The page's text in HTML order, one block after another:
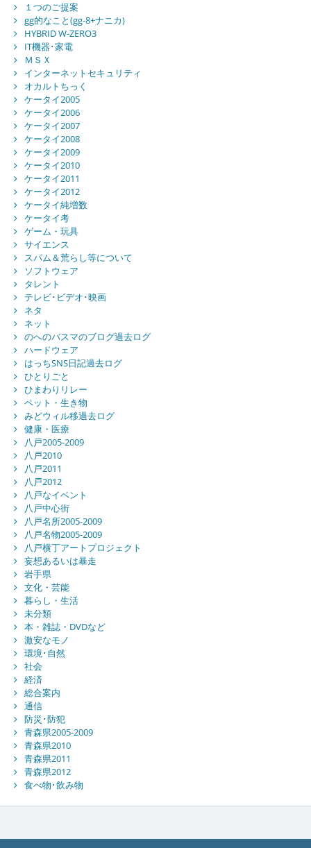
１つのご提案
gg的なこと(gg-8+ナニカ)
HYBRID W-ZERO3
IT機器･家電
ＭＳＸ
インターネットセキュリティ
オカルトちっく
ケータイ2005
ケータイ2006
ケータイ2007
ケータイ2008
ケータイ2009
ケータイ2010
ケータイ2011
ケータイ2012
ケータイ純増数
ケータイ考
ゲーム・玩具
サイエンス
スパム＆荒らし等について
ソフトウェア
タレント
テレビ･ビデオ･映画
ネタ
ネット
のへのバスマのブログ過去ログ
ハードウェア
はっちSNS日記過去ログ
ひとりごと
ひまわりリレー
ペット・生き物
みどウィル移過去ログ
健康・医療
八戸2005-2009
八戸2010
八戸2011
八戸2012
八戸なイベント
八戸中心街
八戸名所2005-2009
八戸名物2005-2009
八戸横丁アートプロジェクト
妄想あるいは暴走
岩手県
文化・芸能
暮らし・生活
未分類
本・雑誌・DVDなど
激安なモノ
環境･自然
社会
経済
総合案内
通信
防災･防犯
青森県2005-2009
青森県2010
青森県2011
青森県2012
食べ物･飲み物